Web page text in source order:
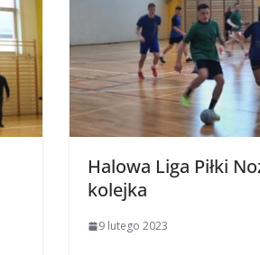
Halowa Liga Piłki
kolejka
9 lutego 2023